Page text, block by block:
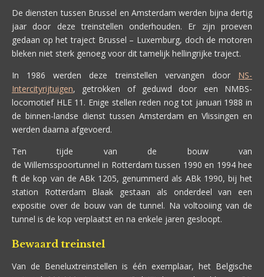
De diensten tussen Brussel en Amsterdam werden bijna dertig
jaar door deze treinstellen onderhouden. Er zijn proeven
gedaan op het traject Brussel – Luxemburg, doch de motoren
bleken niet sterk genoeg voor dit tamelijk hellingrijke traject.
In 1986 werden deze treinstellen vervangen door NS-
Intercityrijtuigen, getrokken of geduwd door een NMBS-
locomotief HLE 11. Enige stellen reden nog tot januari 1988 in
de binnen-landse dienst tussen Amsterdam en Vlissingen en
werden daarna afgevoerd.
Ten tijde van de bouw van
de Willemsspoortunnel in Rotterdam tussen 1990 en 1994 hee
ft de kop van de ABk 1205, genummerd als ABk 1990, bij het
station Rotterdam Blaak gestaan als onderdeel van een
expositie over de bouw van de tunnel. Na voltooiing van de
tunnel is de kop verplaatst en na enkele jaren gesloopt.
Bewaard treinstel
Van de Beneluxtreinstellen is één exemplaar, het Belgische